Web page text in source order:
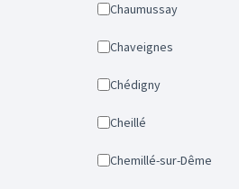
Chaumussay
Chaveignes
Chédigny
Cheillé
Chemillé-sur-Dême